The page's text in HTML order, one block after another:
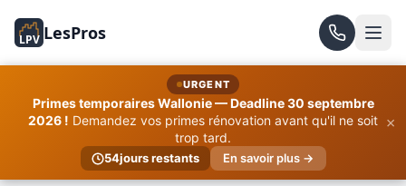
LPV LesPros
URGENT
Primes temporaires Wallonie — Deadline 30 septembre
2026 ! Demandez vos primes rénovation avant qu'il ne soit
trop tard.
54jours restants En savoir plus →
×